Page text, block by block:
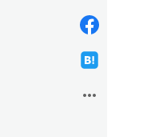
more_horiz